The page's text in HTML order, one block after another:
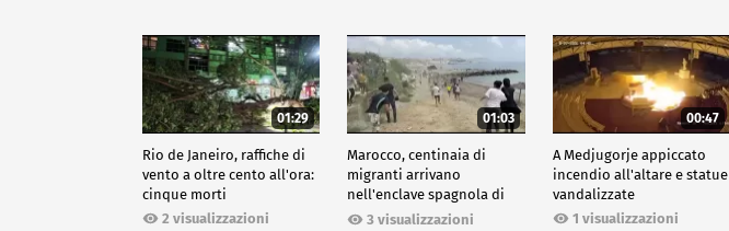
01:29
Rio de Janeiro, raffiche di
vento a oltre cento all'ora:
cinque morti
2 visualizzazioni
01:03
Marocco, centinaia di
migranti arrivano
nell'enclave spagnola di
Ceuta3 visualizzazioni
00:47
A Medjugorje appiccato
incendio all'altare e statue
vandalizzate
1 visualizzazioni